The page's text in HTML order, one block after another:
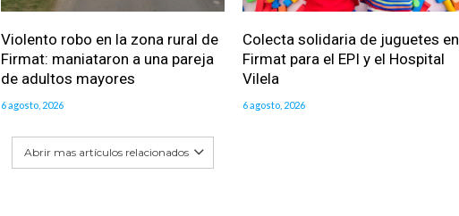
Violento robo en la zona rural de
Firmat: maniataron a una pareja
de adultos mayores
6 agosto, 2026
Colecta solidaria de juguetes en
Firmat para el EPI y el Hospital
Vilela
6 agosto, 2026
Abrir mas artículos relacionados